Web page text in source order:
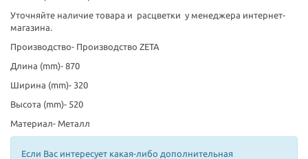
Уточняйте наличие товара и расцветки у менеджера интернет-
магазина.
Производство- Производство ZETA
Длина (mm)- 870
Ширина (mm)- 320
Высота (mm)- 520
Материал- Металл
Если Вас интересует какая-либо дополнительная